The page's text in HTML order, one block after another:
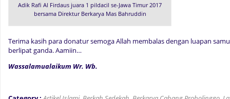
Adik Rafi Al Firdaus juara 1 pildacil se-Jawa Timur 2017
bersama Direktur Berkarya Mas Bahruddin
Terima kasih para donatur semoga Allah membalas dengan luapan
berlipat ganda. Aamiin…
Wassalamualaikum Wr. Wb.